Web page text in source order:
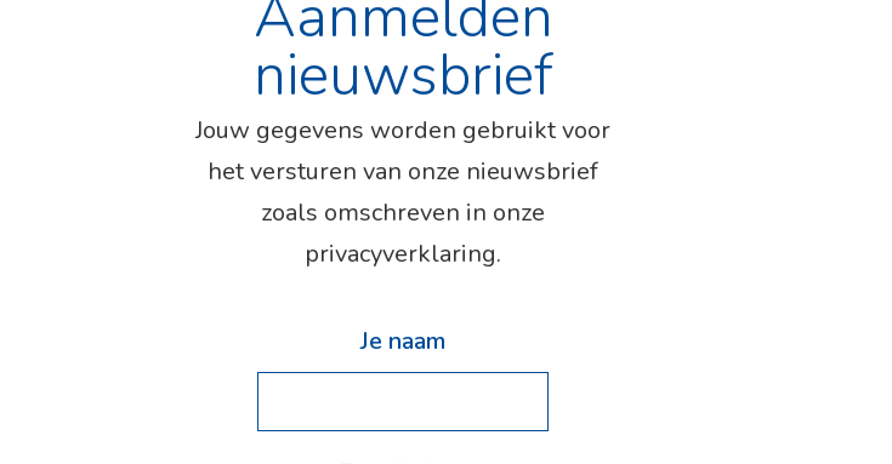
Aanmelden
nieuwsbrief
Jouw gegevens worden gebruikt voor
het versturen van onze nieuwsbrief
zoals omschreven in onze
privacyverklaring.
Je naam